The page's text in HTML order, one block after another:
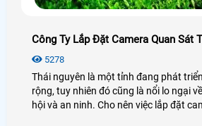
Công Ty Lắp Đặt Camera Quan Sát
5278
Thái nguyên là một tỉnh đang phát
rộng, tuy nhiên đó cũng là nổi lo ngại
hội và an ninh. Cho nên việc lắp đặt camera quan sát là